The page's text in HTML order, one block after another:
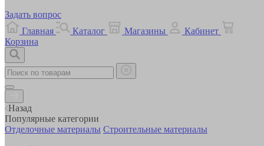
Задать вопрос
Главная
Каталог Магазины
Кабинет
Корзина
Назад
Популярные категории
Отделочные материалы Строительные материалы